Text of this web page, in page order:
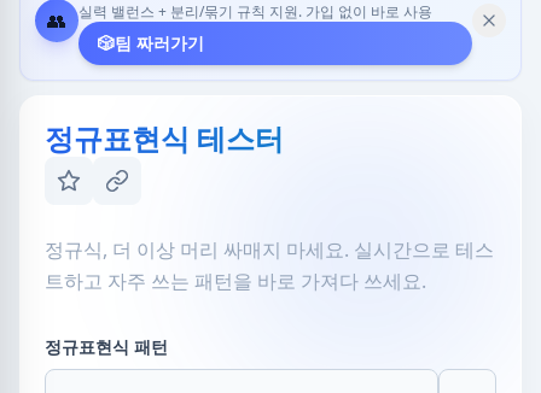
👥 실력 밸런스 + 분리/묶기 규칙 지원. 가입 없이 바로 사용
🎲팀 짜러가기
정규표현식 테스터
정규식, 더 이상 머리 싸매지 마세요. 실시간으로 테스
트하고 자주 쓰는 패턴을 바로 가져다 쓰세요.
정규표현식 패턴